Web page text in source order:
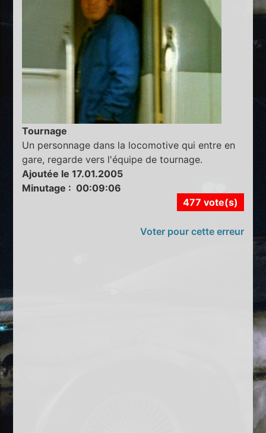
Tournage
Un personnage dans la locomotive qui entre en
gare, regarde vers l'équipe de tournage.
Ajoutée le 17.01.2005
Minutage : 00:09:06
477 vote(s)
Voter pour cette erreur